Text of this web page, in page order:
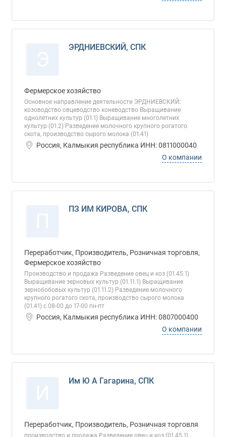
ЭРДНИЕВСКИЙ, СПК
Фермерское хозяйство
Основное направление деятельности ЭРДНИЕВСКИЙ:
козоводство овцеводство коневодство Выращивание
однолетних культур (01.1) Выращивание многолетних
культур (01.2) Разведение молочного крупного рогатого
скота, производство сырого молока (01.41)
Россия, Калмыкия республика ИНН: 0811000040
О компании
ПЗ ИМ КИРОВА, СПК
Переработчик, Производитель, Розничная торговля,
Фермерское хозяйство
Производство и продажа Разведение овец и коз (01.45.1)
Выращивание зерновых культур (01.11.1) Выращивание
зернобобовых культур (01.11.2) Разведение молочного
крупного рогатого скота, производство сырого молока
(01.41) с 08-00 до 17-00 пн-пт
Россия, Калмыкия республика ИНН: 0807000400
О компании
Им Ю А Гагарина, СПК
Переработчик, Производитель, Розничная торговля
производство и продажа Разведение овец и коз (01.45.1)